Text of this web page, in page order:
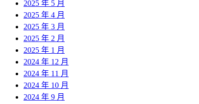
2025 年 5 月
2025 年 4 月
2025 年 3 月
2025 年 2 月
2025 年 1 月
2024 年 12 月
2024 年 11 月
2024 年 10 月
2024 年 9 月